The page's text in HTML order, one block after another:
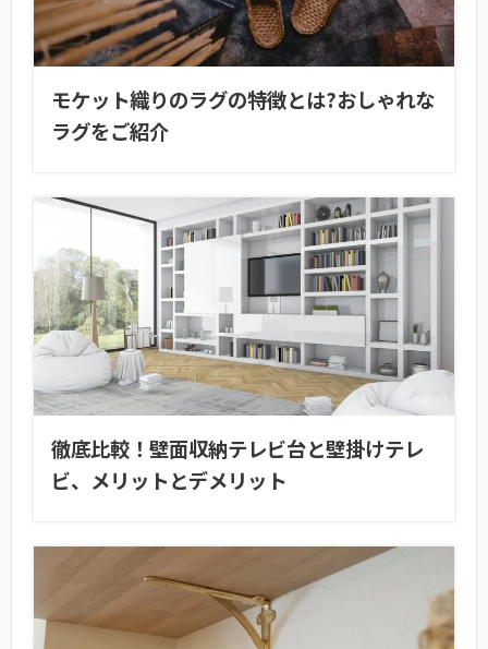
モケット織りのラグの特徴とは?おしゃれな
ラグをご紹介
徹底比較！壁面収納テレビ台と壁掛けテレ
ビ、メリットとデメリット